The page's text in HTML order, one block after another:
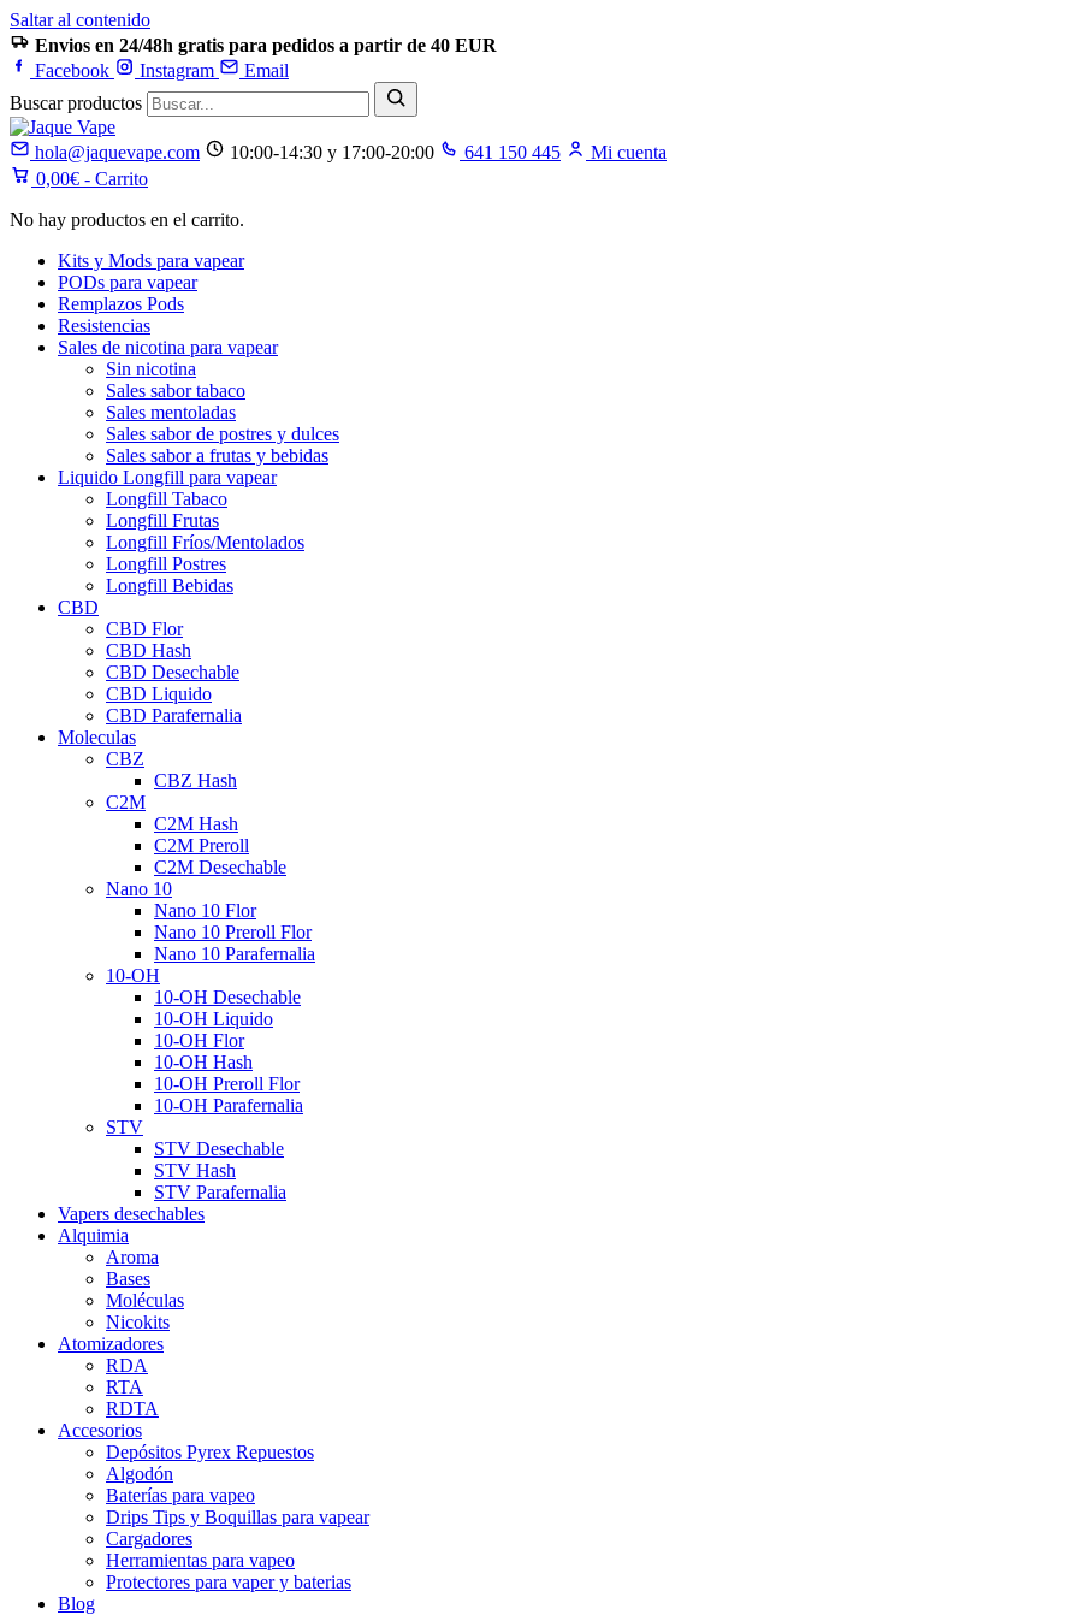
Saltar al contenido
Envios en 24/48h gratis para pedidos a partir de 40 EUR
Facebook
Instagram
Email
Buscar productos
hola@jaquevape.com 10:00-14:30 y 17:00-20:00 641 150 445
Mi cuenta
0,00€ - Carrito
No hay productos en el carrito.
Kits y Mods para vapear
PODs para vapear
Remplazos Pods
Resistencias
Sales de nicotina para vapear
Sin nicotina
Sales sabor tabaco
Sales mentoladas
Sales sabor de postres y dulces
Sales sabor a frutas y bebidas
Liquido Longfill para vapear
Longfill Tabaco
Longfill Frutas
Longfill Fríos/Mentolados
Longfill Postres
Longfill Bebidas
CBD
CBD Flor
CBD Hash
CBD Desechable
CBD Liquido
CBD Parafernalia
Moleculas
CBZ
CBZ Hash
C2M
C2M Hash
C2M Preroll
C2M Desechable
Nano 10
Nano 10 Flor
Nano 10 Preroll Flor
Nano 10 Parafernalia
10-OH
10-OH Desechable
10-OH Liquido
10-OH Flor
10-OH Hash
10-OH Preroll Flor
10-OH Parafernalia
STV
STV Desechable
STV Hash
STV Parafernalia
Vapers desechables
Alquimia
Aroma
Bases
Moléculas
Nicokits
Atomizadores
RDA
RTA
RDTA
Accesorios
Depósitos Pyrex Repuestos
Algodón
Baterías para vapeo
Drips Tips y Boquillas para vapear
Cargadores
Herramientas para vapeo
Protectores para vaper y baterias
Blog